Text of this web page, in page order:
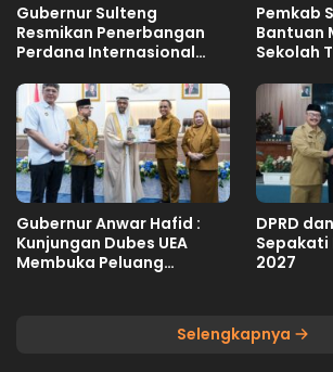
Gubernur Sulteng
Resmikan Penerbangan
Perdana Internasional
Pemkab
Bantuan
Sekolah
Gubernur Anwar Hafid :
Kunjungan Dubes UEA
Membuka Peluang
DPRD
Sepakati
2027
Selengkapnya